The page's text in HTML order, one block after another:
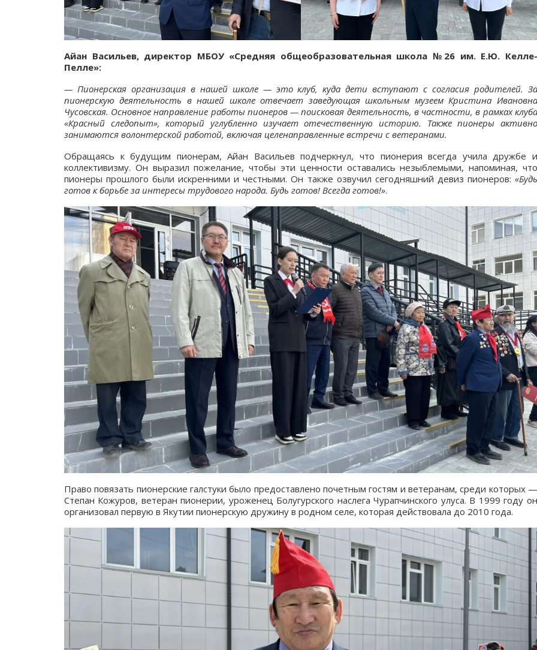
Айан Васильев, директор МБОУ «Средняя общеобразовательная школа №26 им. Е.Ю. Келле-
Пелле»:
— Пионерская организация в нашей школе — это клуб, куда дети вступают с согласия родителей. За
пионерскую деятельность в нашей школе отвечает заведующая школьным музеем Кристина Ивановна
Чусовская. Основное направление работы пионеров — поисковая деятельность, в частности, в рамках клуба
«Красный следопыт», который углубленно изучает отечественную историю. Также пионеры активно
занимаются волонтерской работой, включая целенаправленные встречи с ветеранами.
Обращаясь к будущим пионерам, Айан Васильев подчеркнул, что пионерия всегда учила дружбе и
коллективизму. Он выразил пожелание, чтобы эти ценности оставались незыблемыми, напоминая, что
пионеры прошлого были искренними и честными. Он также озвучил сегодняшний девиз пионеров: «Будь
готов к борьбе за интересы трудового народа. Будь готов! Всегда готов!».
Право повязать пионерские галстуки было предоставлено почетным гостям и ветеранам, среди которых —
Степан Кожуров, ветеран пионерии, уроженец Болугурского наслега Чурапчинского улуса. В 1999 году он
организовал первую в Якутии пионерскую дружину в родном селе, которая действовала до 2010 года.